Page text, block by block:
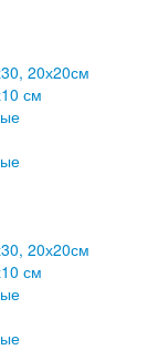
20х20см
см
20х20см
см